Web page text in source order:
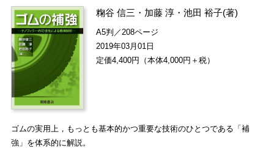
粷谷 信三 ・ 加藤 淳 ・池田 裕子(著)
A5判／208ページ
2019年03月01日
定価4,400円（本体4,000円＋税）
ゴムの実用上，もっとも基本的かつ重要な技術のひとつである「補
強」を体系的に解説。